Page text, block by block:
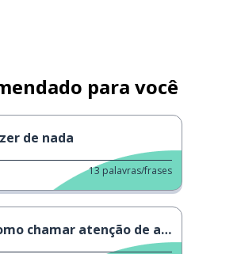
para você
de nada
13 palavras/frases
chamar atenção de alguém